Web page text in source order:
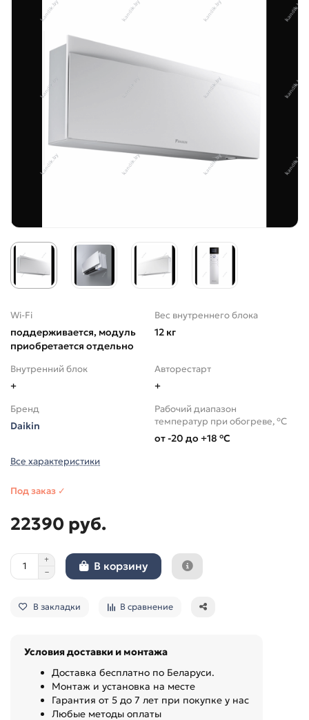
Wi-Fi
поддерживается, модуль
приобретается отдельно
Вес внутреннего блока
12 кг
Внутренний блок
+
Авторестарт
+
Бренд
Daikin
Рабочий диапазон
температур при обогреве, °C
от -20 до +18 °C
Все характеристики
Под заказ ✓
22390 руб.
В корзину
В закладки В сравнение
Условия доставки и монтажа
Доставка бесплатно по Беларуси.
Монтаж и установка на месте
Гарантия от 5 до 7 лет при покупке у нас
Любые методы оплаты